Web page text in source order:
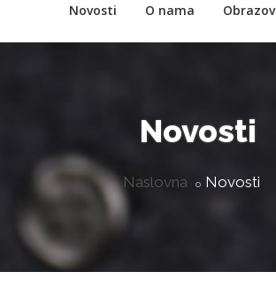
Novosti O nama
Novosti
Naslovna Novosti